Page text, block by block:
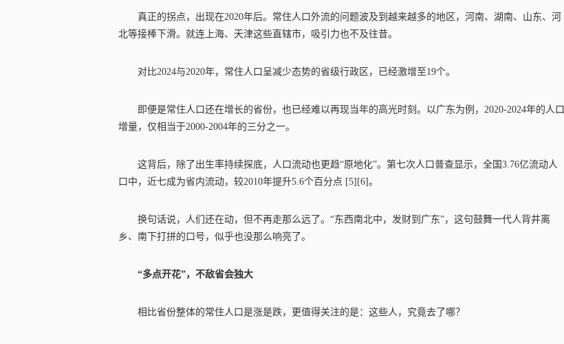
真正的拐点，出现在2020年后。常住人口外流的问题波及到越来越多的地区，河南、湖南、山东、河
北等接棒下滑。就连上海、天津这些直辖市，吸引力也不及往昔。
对比2024与2020年，常住人口呈减少态势的省级行政区，已经激增至19个。
即便是常住人口还在增长的省份，也已经难以再现当年的高光时刻。以广东为例，2020-2024年的人口
增量，仅相当于2000-2004年的三分之一。
这背后，除了出生率持续探底，人口流动也更趋“原地化”。第七次人口普查显示，全国3.76亿流动人
口中，近七成为省内流动，较2010年提升5.6个百分点 [5][6]。
换句话说，人们还在动，但不再走那么远了。“东西南北中，发财到广东”，这句鼓舞一代人背井离
乡、南下打拼的口号，似乎也没那么响亮了。
“多点开花”，不敌省会独大
相比省份整体的常住人口是涨是跌，更值得关注的是：这些人，究竟去了哪？